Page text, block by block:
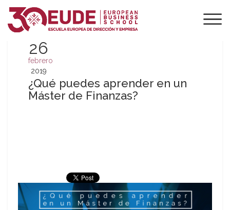
26
febrero
2019
¿Qué puedes aprender en un
Máster de Finanzas?